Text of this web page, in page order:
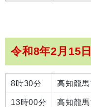
令和8年2月15
8時30分 高知龍
13時00分 高知龍